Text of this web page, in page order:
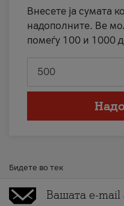
Внесете ја сумата
надополните. Ве
помеѓу 100 и 1000
Бидете во тек